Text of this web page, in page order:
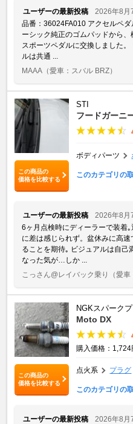
ユーザーの最新投稿
2026年8月
品番：36024FA010 アクセルペ
ーシック純正のゴムパッドから
スポーツペダルに交換しました
ルは共通 ...
MAAA （愛車：スバル BRZ）
この商品の
価格を比較する
STI
フードガーニ
ボディパーツ
このカテゴリの
ユーザーの最新投稿
2026年8月
6ヶ月点検時にディーラーで装着
に差は感じられず。盆休みに高
ることを期待｡ ビジュアルは自己
なった気が…しか ...
こっさん@レイバック乗り
（愛
この商品の
価格を比較する
NGKスパーク
Moto DX
購入価格：1,724
点火系 プラグ
このカテゴリの
ユーザーの最新投稿
2026年8月